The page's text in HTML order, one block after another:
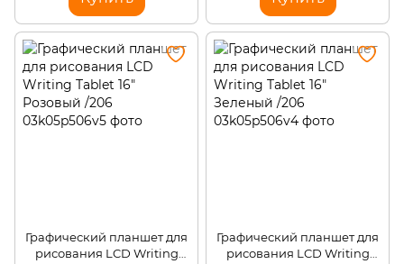
Графический планшет для
рисования LCD Writing
Графический планшет для
рисования LCD Writing